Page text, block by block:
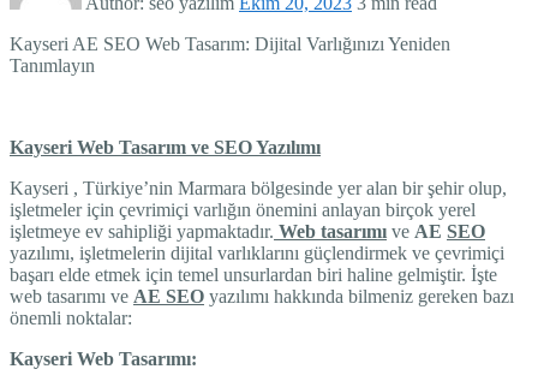
Kayseri AE SEO Web Tasarım: Dijital Varlığınızı Yeniden
Tanımlayın
Kayseri Web Tasarım ve SEO Yazılımı
Kayseri , Türkiye’nin Marmara bölgesinde yer alan bir şehir olup,
işletmeler için çevrimiçi varlığın önemini anlayan birçok yerel
işletmeye ev sahipliği yapmaktadır. Web tasarımı ve AE SEO
yazılımı, işletmelerin dijital varlıklarını güçlendirmek ve çevrimiçi
başarı elde etmek için temel unsurlardan biri haline gelmiştir. İşte
web tasarımı ve AE SEO yazılımı hakkında bilmeniz gereken bazı
önemli noktalar:
Kayseri Web Tasarımı: